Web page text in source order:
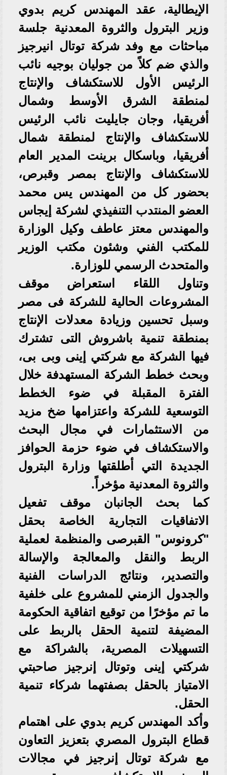
الإيطالية، عقد المهندس كريم بدوي
وزير البترول والثروة المعدنية جلسة
مباحثات مع وفد شركة توتال انيرجيز
والذي ضم كلاً من جوليان بوجيه نائب
الرئيس الأول للاستكشاف والإنتاج
لمنطقة الشرق الأوسط وشمال
أفريقيا، وجان جايليت نائب الرئيس
للاستكشاف والإنتاج لمنطقة شمال
أفريقيا، وباسكال برينت المدير العام
للاستكشاف والإنتاج بمصر وقبرص،
بحضور كل من المهندس يس محمد
العضو المنتدب التنفيذي لشركة إيجاس
والمهندس معتز عاطف وكيل الوزارة
للمكتب الفني وشئون مكتب الوزير
والمتحدث الرسمي للوزارة.
وتناول اللقاء استعراض موقف
المشروعات الحالية للشركة فى مصر
وسبل تحسين وزيادة معدلات الإنتاج
بمنطقة تنمية باشروش التى تشترك
فيها الشركة مع شركتي إينى وبى بى،
وبحث خطط الشركة المستهدفة خلال
الفترة المقبلة في ضوء الخطط
التوسعية للشركة واعتزامها ضخ مزيد
من الاستثمارات في مجال البحث
والاستكشاف في ضوء حزمة الحوافز
الجديدة التي أطلقتها وزارة البترول
والثروة المعدنية مؤخراً.
كما بحث الجانبان موقف تفعيل
الاتفاقيات التجارية الخاصة بحقل
"كرونوس" القبرصى والمنظمة لعملية
الربط والنقل والمعالجة والإسالة
والتصدير، ونتائج الدراسات الفنية
والجدول الزمني للمشروع على خلفية
ما تم مؤخرًا من توقيع اتفاقية الحكومة
المضيفة لتنمية الحقل بالربط على
التسهيلات المصرية، بالشراكة مع
شركتي إينى وتوتال إنرجيز صاحبتي
الامتياز بالحقل بصفتهما شركاء تنمية
الحقل.
وأكد المهندس كريم بدوي على اهتمام
قطاع البترول المصري بتعزيز التعاون
مع شركة توتال إنرجيز في مجالات